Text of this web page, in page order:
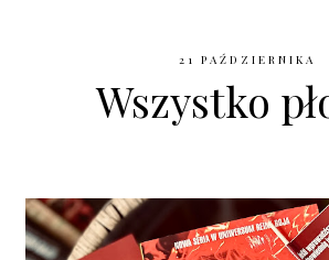
21 PAŹDZIERNIKA
Wszystko